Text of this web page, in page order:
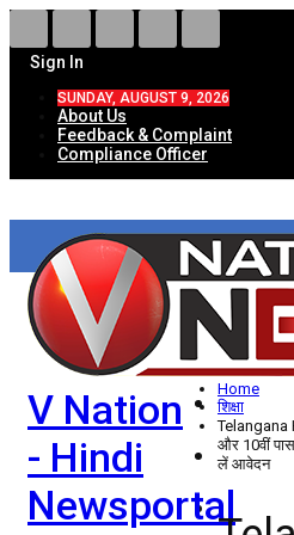
Sign In
SUNDAY, AUGUST 9, 2026
About Us
Feedback & Complaint
Compliance Officer
V Nation
- Hindi
Newsportal
ताज़ा
देश
विदेश
राज्य
Home
शिक्षा
Telangana
और 10वीं
लें आवेदन